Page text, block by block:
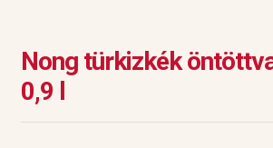
Nong türkizkék
0,9 l